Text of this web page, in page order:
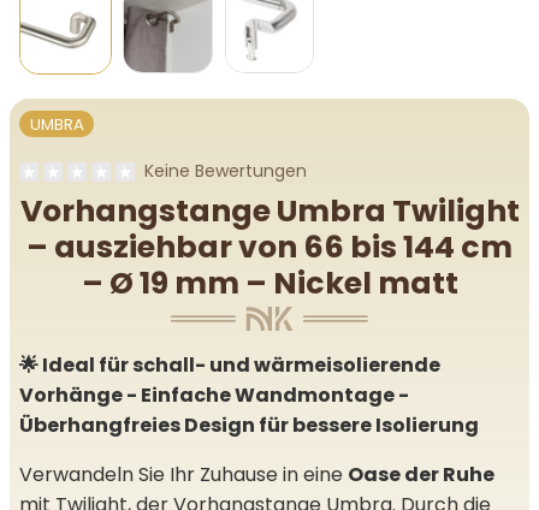
UMBRA
Keine Bewertungen
Vorhangstange Umbra Twilight
– ausziehbar von 66 bis 144 cm
– Ø 19 mm – Nickel matt
🌟 Ideal für schall- und wärmeisolierende
Vorhänge - Einfache Wandmontage -
Überhangfreies Design für bessere Isolierung
Verwandeln Sie Ihr Zuhause in eine Oase der Ruhe
mit Twilight, der Vorhangstange Umbra. Durch die